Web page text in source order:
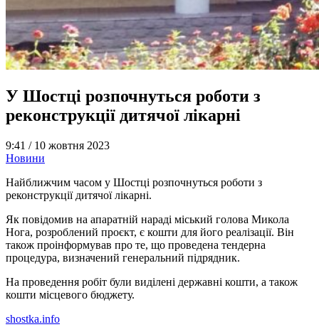
У Шостці розпочнуться роботи з
реконструкції дитячої лікарні
9:41 / 10 жовтня 2023
Новини
Найближчим часом у Шостці розпочнуться роботи з
реконструкції дитячої лікарні.
Як повідомив на апаратній нараді міський голова Микола
Нога, розроблений проєкт, є кошти для його реалізації. Він
також проінформував про те, що проведена тендерна
процедура, визначений генеральний підрядник.
На проведення робіт були виділені державні кошти, а також
кошти місцевого бюджету.
shostka.info